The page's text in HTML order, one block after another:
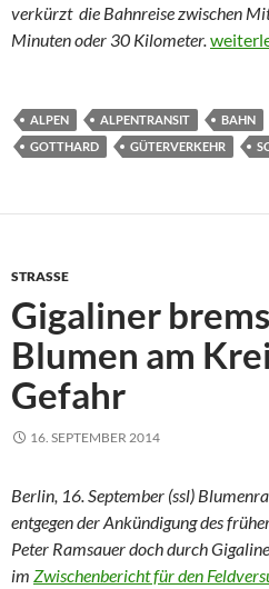
verkürzt die Bahnreise zwischen
Minuten oder 30 Kilometer.Eine
ALPEN ALPENTRANSIT BAHN
GOTTHARD
GÜTERVERKEHR
STRASSE
Gigaliner
Blumen am
Gefahr
16. SEPTEMBER 2014
Berlin, 16. September (ssl)
entgegen der Ankündigung des
Peter Ramsauer doch durch
im Zwischenbericht für den